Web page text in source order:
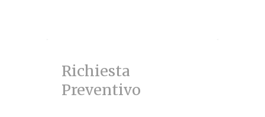
Richiesta
Preventivo